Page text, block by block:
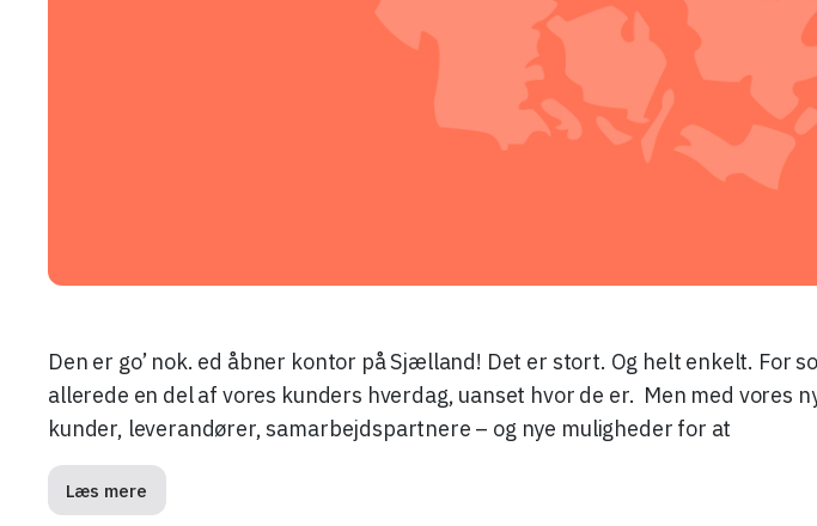
Den er go’ nok. ed åbner kontor på Sjælland! Det er stort. Og helt enkelt. For
allerede en del af vores kunders hverdag, uanset hvor de er. Men med vores
kunder, leverandører, samarbejdspartnere – og nye muligheder for at
Læs mere